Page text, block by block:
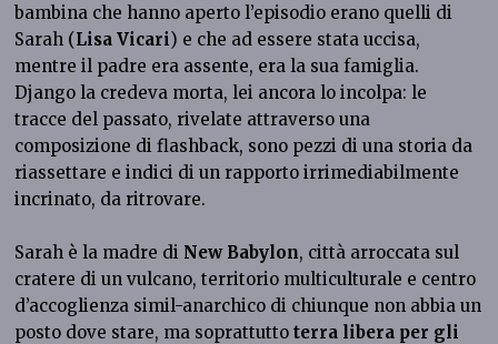
bambina che hanno aperto l’episodio erano quelli di
Sarah (Lisa Vicari) e che ad essere stata uccisa,
mentre il padre era assente, era la sua famiglia.
Django la credeva morta, lei ancora lo incolpa: le
tracce del passato, rivelate attraverso una
composizione di flashback, sono pezzi di una storia da
riassettare e indici di un rapporto irrimediabilmente
incrinato, da ritrovare.
Sarah è la madre di New Babylon, città arroccata sul
cratere di un vulcano, territorio multiculturale e centro
d’accoglienza simil-anarchico di chiunque non abbia un
posto dove stare, ma soprattuttoterra libera per gli